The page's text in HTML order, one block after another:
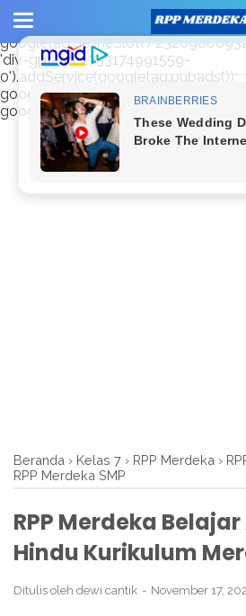
window.googletag =
googletag.cmd.push(function() {
googletag.defineSlot('/
'div-gpt-ad-1733174991559-
0').addService(googletag.pubads());
googletag.enableServices(); });
Beranda › Kelas 7 › RPP Merdeka ›
RPP Merdeka SMP
RPP Merdeka
Hindu Kurikulum
Ditulis oleh dewi cantik November 17,